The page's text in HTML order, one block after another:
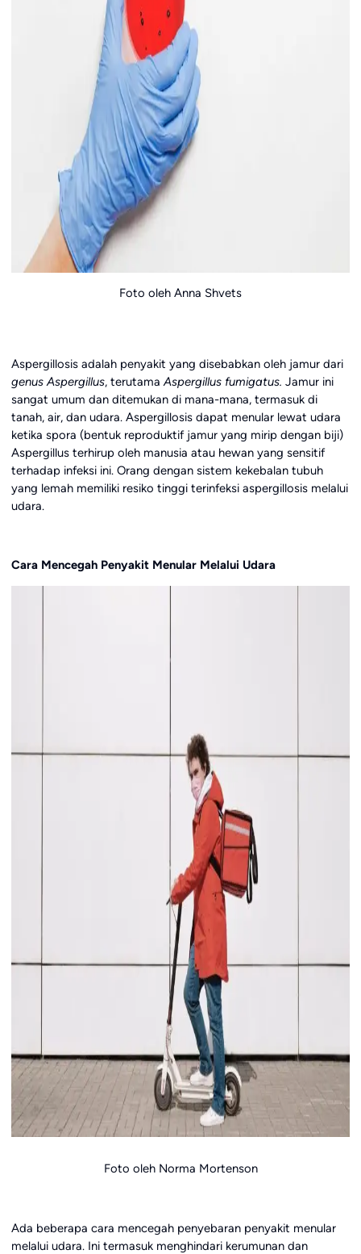
Foto oleh Anna Shvets
Aspergillosis adalah penyakit yang disebabkan oleh jamur dari
genus Aspergillus, terutama Aspergillus fumigatus. Jamur ini
sangat umum dan ditemukan di mana-mana, termasuk di
tanah, air, dan udara. Aspergillosis dapat menular lewat udara
ketika spora (bentuk reproduktif jamur yang mirip dengan biji)
Aspergillus terhirup oleh manusia atau hewan yang sensitif
terhadap infeksi ini. Orang dengan sistem kekebalan tubuh
yang lemah memiliki resiko tinggi terinfeksi aspergillosis melalui
udara.
Cara Mencegah Penyakit Menular Melalui Udara
Foto oleh Norma Mortenson
Ada beberapa cara mencegah penyebaran penyakit menular
melalui udara. Ini termasuk menghindari kerumunan dan